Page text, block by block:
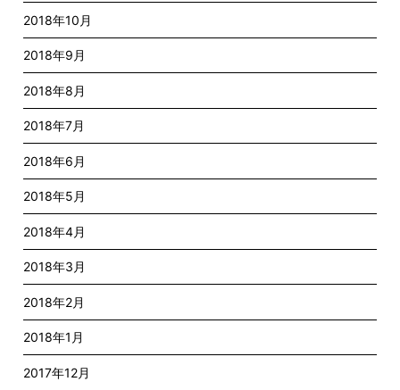
2018年10月
2018年9月
2018年8月
2018年7月
2018年6月
2018年5月
2018年4月
2018年3月
2018年2月
2018年1月
2017年12月